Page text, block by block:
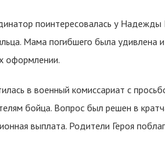
поинтересовалась у Надежды
Мама погибшего была удивлена
оформлении.
в военный комиссариат с
бойца. Вопрос был решен в
выплата. Родители Героя